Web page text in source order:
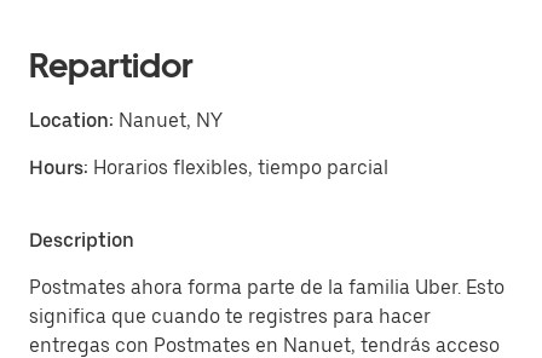
Repartidor
Location: Nanuet, NY
Hours: Horarios flexibles, tiempo parcial
Description
Postmates ahora forma parte de la familia Uber. Esto
significa que cuando te registres para hacer
entregas con Postmates en Nanuet, tendrás acceso